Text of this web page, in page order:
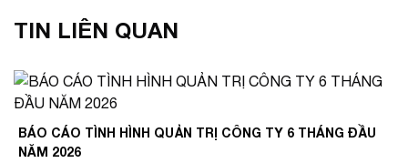
TIN LIÊN QUAN
BÁO CÁO TÌNH HÌNH QUẢN TRỊ CÔNG TY 6 THÁNG ĐẦU
NĂM 2026